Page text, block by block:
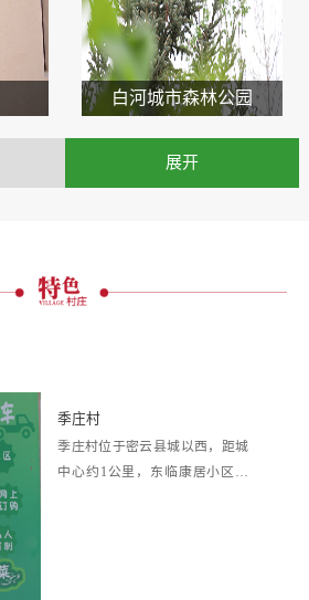
白河城市森林公园
展开
季庄村
季庄村位于密云县城以西，距城
中心约1公里，东临康居小区，